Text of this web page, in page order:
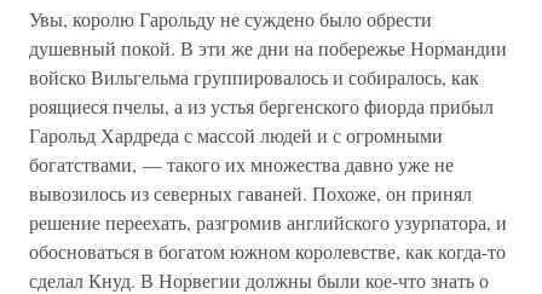
Увы, королю Гарольду не суждено было обрести
душевный покой. В эти же дни на побережье Нормандии
войско Вильгельма группировалось и собиралось, как
роящиеся пчелы, а из устья бергенского фиорда прибыл
Гарольд Хардреда с массой людей и с огромными
богатствами, — такого их множества давно уже не
вывозилось из северных гаваней. Похоже, он принял
решение переехать, разгромив английского узурпатора, и
обосноваться в богатом южном королевстве, как когда-то
сделал Кнуд. В Норвегии должны были кое-что знать о